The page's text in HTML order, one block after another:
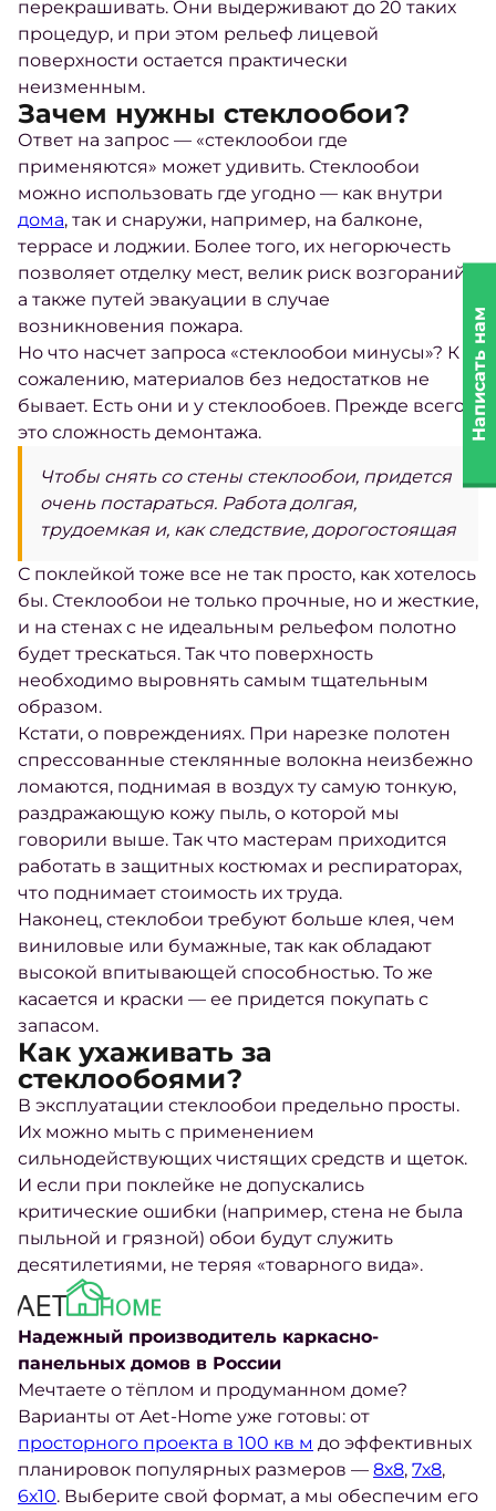
перекрашивать. Они выдерживают до 20 таких
процедур, и при этом рельеф лицевой
поверхности остается практически
неизменным.
Зачем нужны стеклообои?
Ответ на запрос — «стеклообои где
применяются» может удивить. Стеклообои
можно использовать где угодно — как внутри
дома, так и снаружи, например, на балконе,
террасе и лоджии. Более того, их негорючесть
позволяет отделку мест, велик риск возгораний,
а также путей эвакуации в случае
возникновения пожара.
Но что насчет запроса «стеклообои минусы»? К
сожалению, материалов без недостатков не
бывает. Есть они и у стеклообоев. Прежде всего
это сложность демонтажа.
Чтобы снять со стены стеклообои, придется
очень постараться. Работа долгая,
трудоемкая и, как следствие, дорогостоящая
С поклейкой тоже все не так просто, как хотелось
бы. Стеклообои не только прочные, но и жесткие,
и на стенах с не идеальным рельефом полотно
будет трескаться. Так что поверхность
необходимо выровнять самым тщательным
образом.
Кстати, о повреждениях. При нарезке полотен
спрессованные стеклянные волокна неизбежно
ломаются, поднимая в воздух ту самую тонкую,
раздражающую кожу пыль, о которой мы
говорили выше. Так что мастерам приходится
работать в защитных костюмах и респираторах,
что поднимает стоимость их труда.
Наконец, стеклобои требуют больше клея, чем
виниловые или бумажные, так как обладают
высокой впитывающей способностью. То же
касается и краски — ее придется покупать с
запасом.
Как ухаживать за
стеклообоями?
В эксплуатации стеклообои предельно просты.
Их можно мыть с применением
сильнодействующих чистящих средств и щеток.
И если при поклейке не допускались
критические ошибки (например, стена не была
пыльной и грязной) обои будут служить
десятилетиями, не теряя «товарного вида».
Надежный производитель каркасно-
панельных домов в России
Мечтаете о тёплом и продуманном доме?
Варианты от Aet-Home уже готовы: от
просторного проекта в 100 кв м до эффективных
планировок популярных размеров — 8х8, 7х8,
6х10. Выберите свой формат, а мы обеспечим его
Написать нам